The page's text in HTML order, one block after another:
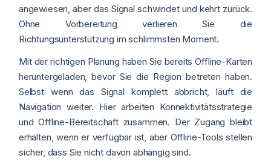
angewiesen, aber das Signal schwindet und kehrt zurück.
Ohne Vorbereitung verlieren Sie die
Richtungsunterstützung im schlimmsten Moment.
Mit der richtigen Planung haben Sie bereits Offline-Karten
heruntergeladen, bevor Sie die Region betreten haben.
Selbst wenn das Signal komplett abbricht, läuft die
Navigation weiter. Hier arbeiten Konnektivitätsstrategie
und Offline-Bereitschaft zusammen. Der Zugang bleibt
erhalten, wenn er verfügbar ist, aber Offline-Tools stellen
sicher, dass Sie nicht davon abhängig sind.